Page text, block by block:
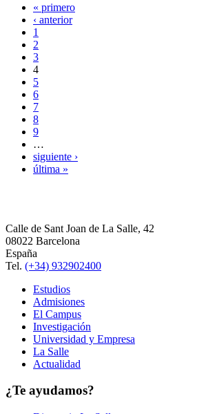
« primero
‹ anterior
1
2
3
4
5
6
7
8
9
…
siguiente ›
última »
Calle de Sant Joan de La Salle, 42
08022 Barcelona
España
Tel. (+34) 932902400
Estudios
Admisiones
El Campus
Investigación
Universidad y Empresa
La Salle
Actualidad
¿Te ayudamos?